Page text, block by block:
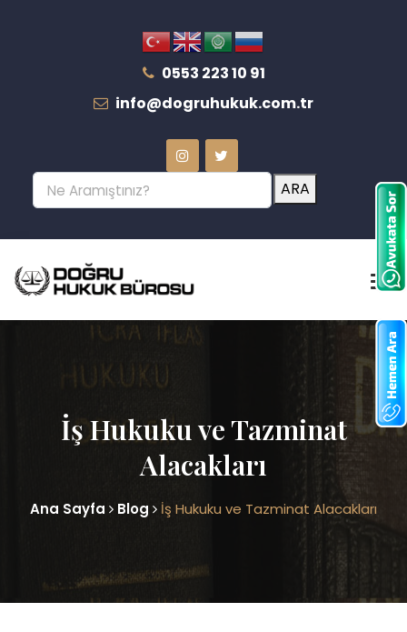
0553 223 10 91
info@dogruhukuk.com.tr
ARA
İş Hukuku ve Tazminat
Alacakları
Ana Sayfa Blog İş Hukuku ve Tazminat Alacakları